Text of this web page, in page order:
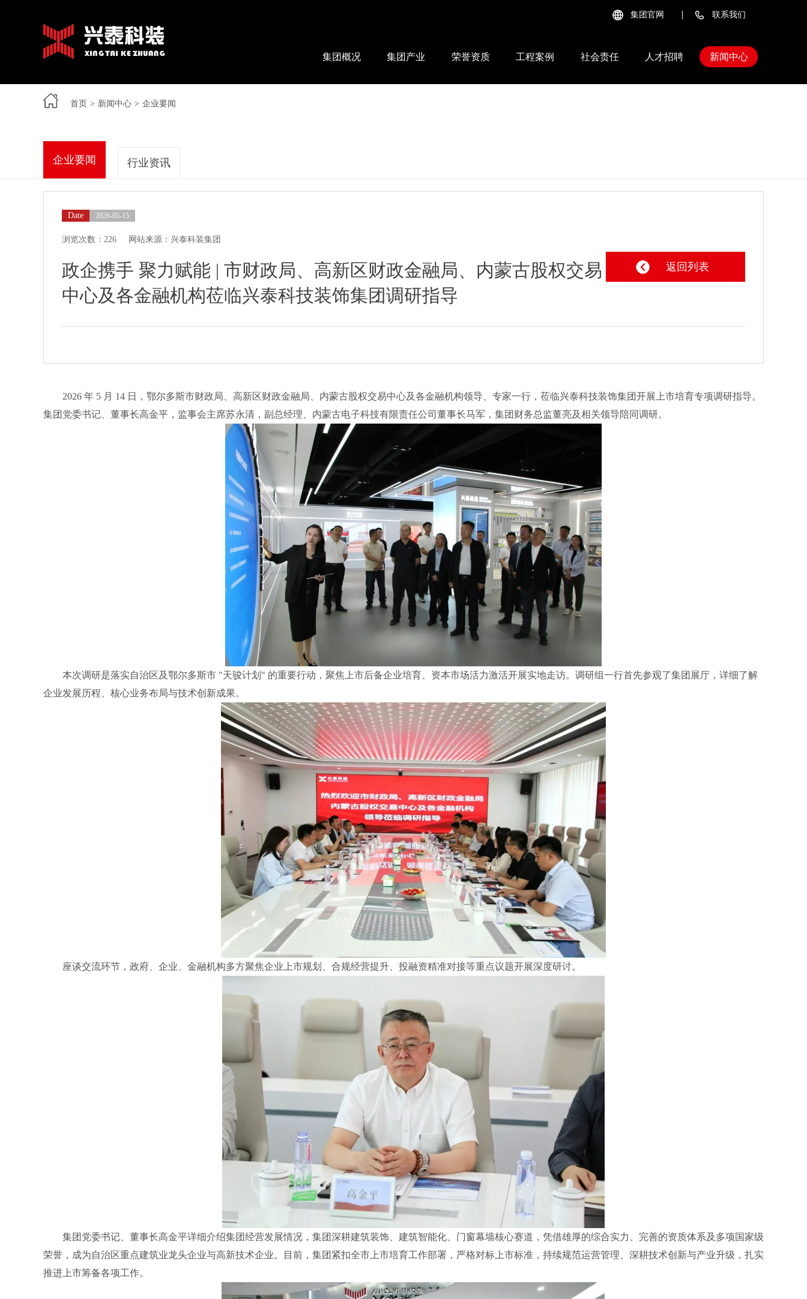
集团官网 联系我们
集团概况 集团产业 荣誉资质 工程案例 社会责任 人才招聘 新闻中心
首页 > 新闻中心 > 企业要闻
企业要闻 行业资讯
返回列表
Date 2026-05-15
浏览次数：226 网站来源：兴泰科装集团
政企携手 聚力赋能 | 市财政局、高新区财政金融局、内蒙古股权交易
中心及各金融机构莅临兴泰科技装饰集团调研指导
2026 年 5 月 14 日，鄂尔多斯市财政局、高新区财政金融局、内蒙古股权交易中心及各金融机构领导、专家一行，莅临兴泰科技装饰集团开展上市培育专项调研指导。
集团党委书记、董事长高金平，监事会主席苏永清，副总经理、内蒙古电子科技有限责任公司董事长马军，集团财务总监董亮及相关领导陪同调研。
本次调研是落实自治区及鄂尔多斯市 "天骏计划" 的重要行动，聚焦上市后备企业培育、资本市场活力激活开展实地走访。调研组一行首先参观了集团展厅，详细了解
企业发展历程、核心业务布局与技术创新成果。
座谈交流环节，政府、企业、金融机构多方聚焦企业上市规划、合规经营提升、投融资精准对接等重点议题开展深度研讨。
集团党委书记、董事长高金平详细介绍集团经营发展情况，集团深耕建筑装饰、建筑智能化、门窗幕墙核心赛道，凭借雄厚的综合实力、完善的资质体系及多项国家级
荣誉，成为自治区重点建筑业龙头企业与高新技术企业。目前，集团紧扣全市上市培育工作部署，严格对标上市标准，持续规范运营管理、深耕技术创新与产业升级，扎实
推进上市筹备各项工作。